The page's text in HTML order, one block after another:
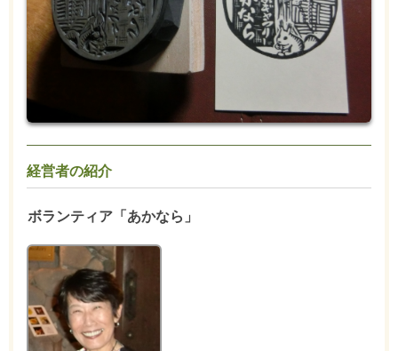
経営者の紹介
ボランティア「あかなら」